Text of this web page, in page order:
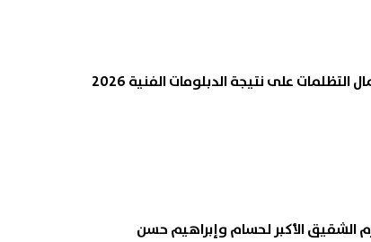
على نتيجة الدبلومات الفنية 2026
الشقيق الأكبر لحسام وإبراهيم حسن